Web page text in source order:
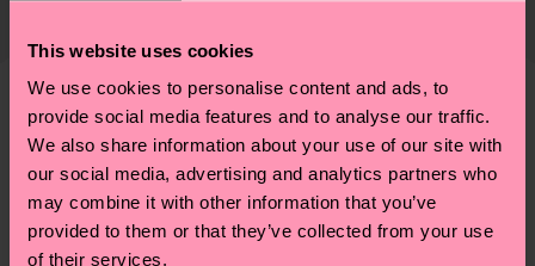
This website uses cookies
We use cookies to personalise content and ads, to
provide social media features and to analyse our traffic.
We also share information about your use of our site with
our social media, advertising and analytics partners who
may combine it with other information that you’ve
provided to them or that they’ve collected from your use
of their services.
Weitere Informationen sowie Tipps und Tricks
findest du auf unsererNachhaltigkeitsseite.
findest duhier. Die Lieferzeit beginnt sobald
deine Bestellung versandt wurde. Bitte bedenke,
dass es sich hierbei um einen Richtwert handelt
und die genaue Lieferzeit von der lokalen Post in
deinem Land abhängt.
Du hast Fragen zu einer Retoure? In unserem
Ähnliche muster
Neuheit